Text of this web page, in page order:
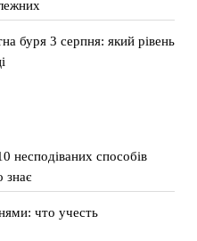
буря 3 серпня: який рівень
несподіваних способів
знає
что учесть